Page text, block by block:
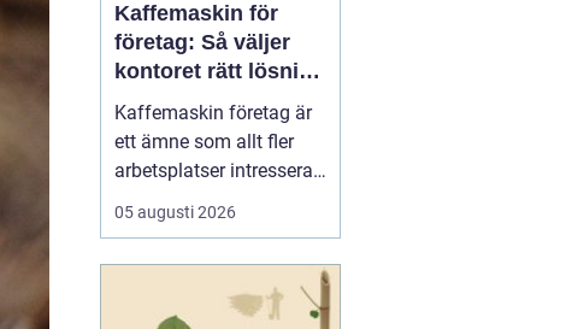
Kaffemaskin för
företag: Så väljer
kontoret rätt lösning
för kaffe på jobbet
Kaffemaskin företag är
ett ämne som allt fler
arbetsplatser intresserar
sig för när de vill höja
trivsel och effektivitet på
arbetsdagen, och många
05 augusti 2026